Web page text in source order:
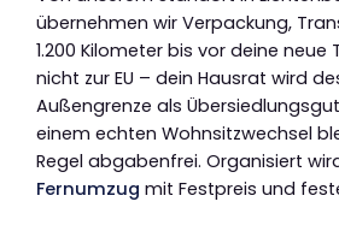
übernehmen wir Verpackung,
1.200 Kilometer bis vor deine neue
nicht zur EU – dein Hausrat wird
Außengrenze als
einem echten Wohnsitzwechsel
Regel abgabenfrei. Organisiert
Fernumzug mit Festpreis und